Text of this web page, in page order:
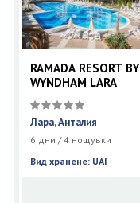
RAMADA RESORT BY
WYNDHAM LARA
Лара, Анталия
6 дни / 4 нощувки
Вид хранене: UAI